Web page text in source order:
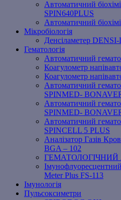
Автоматичний
SPIN640PLUS
Автоматичний
Мікробіологія
Денсіламетер
Гематологія
Автоматичний
Коагулометр
Коагулометр
Автоматичний
SPINMED-
Автоматичний
SPINMED-
Автоматичний
SPINCELL 5 PLUS
Аналізатор Газів
BGA – 102
ГЕМАТОЛОГІЧНИЙ
Meter Plus FS-113
Імунологія
Пульсоксиметри